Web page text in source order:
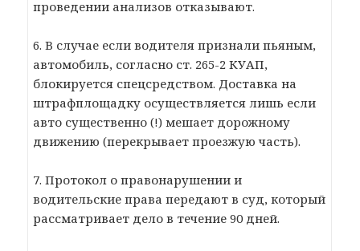
проведении анализов отказывают.
6. В случае если водителя признали пьяным,
автомобиль, согласно ст. 265-2 КУАП,
блокируется спецсредством. Доставка на
штрафплощадку осуществляется лишь если
авто существенно (!) мешает дорожному
движению (перекрывает проезжую часть).
7. Протокол о правонарушении и
водительские права передают в суд, который
рассматривает дело в течение 90 дней.